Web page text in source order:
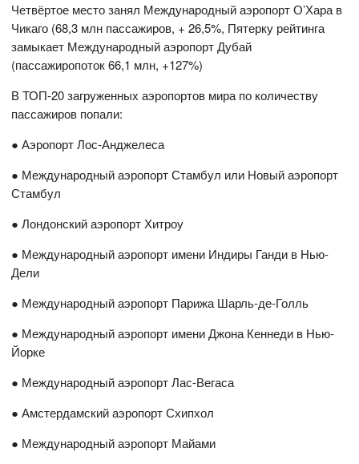
Четвёртое место занял Международный аэропорт О’Хара в
Чикаго (68,3 млн пассажиров, + 26,5%, Пятерку рейтинга
замыкает Международный аэропорт Дубай
(пассажиропоток 66,1 млн, +127%)
В ТОП-20 загруженных аэропортов мира по количеству
пассажиров попали:
● Аэропорт Лос-Анджелеса
● Международный аэропорт Стамбул или Новый аэропорт
Стамбул
● Лондонский аэропорт Хитроу
● Международный аэропорт имени Индиры Ганди в Нью-
Дели
● Международный аэропорт Парижа Шарль-де-Голль
● Международный аэропорт имени Джона Кеннеди в Нью-
Йорке
● Международный аэропорт Лас-Вегаса
● Амстердамский аэропорт Схипхол
● Международный аэропорт Майами